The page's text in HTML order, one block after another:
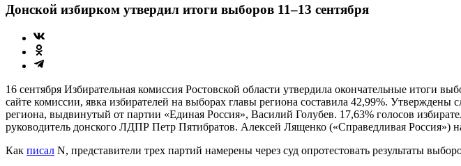
Донской избирком утвердил итоги выборов 11–13 сентября
16 сентября Избирательная комиссия Ростовской области утвердила окончательные итоги
сайте комиссии, явка избирателей на выборах главы региона составила 42,99%.
региона, выдвинутый от партии «Единая Россия», Василий Голубев. 17,63% голосов
руководитель донского ЛДПР Петр Пятибратов. Алексей Лященко («Справедливая Россия»)
Как писал N, представители трех партий намерены через суд опротестовать результаты